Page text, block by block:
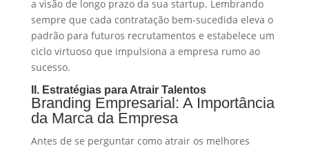
a visão de longo prazo da sua startup. Lembrando
sempre que cada contratação bem-sucedida eleva o
padrão para futuros recrutamentos e estabelece um
ciclo virtuoso que impulsiona a empresa rumo ao
sucesso.
II. Estratégias para Atrair Talentos
Branding Empresarial: A Importância
da Marca da Empresa
Antes de se perguntar como atrair os melhores